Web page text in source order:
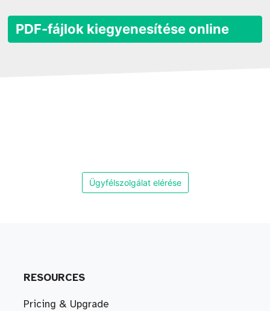
PDF-fájlok kiegyenesítése online
Ügyfélszolgálat elérése
RESOURCES
Pricing & Upgrade